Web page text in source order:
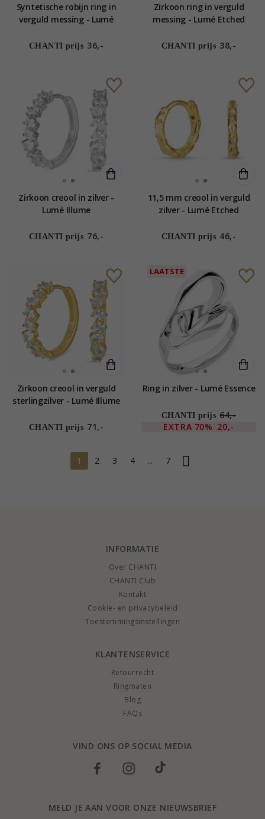
Syntetische robijn ring in
verguld messing - Lumé
CHANTI prijs 36,-
Zirkoon ring in verguld
messing - Lumé Etched
CHANTI prijs 38,-
Zirkoon creool in zilver -
Lumé Illume
CHANTI prijs 76,-
11,5 mm creool in verguld
zilver - Lumé Etched
CHANTI prijs 46,-
Zirkoon creool in verguld
sterlingzilver - Lumé Illume
CHANTI prijs 71,-
LAATSTE
Ring in zilver - Lumé Essence
CHANTI prijs 64,-
EXTRA 70% 20,-
1 2 3 4 ... 7
INFORMATIE
Over CHANTI
CHANTI Club
Kontakt
Cookie- en privacybeleid
Toestemmingsinstellingen
KLANTENSERVICE
Retourrecht
Ringmaten
Blog
FAQs
VIND ONS OP SOCIAL MEDIA
MELD JE AAN VOOR ONZE NIEUWSBRIEF